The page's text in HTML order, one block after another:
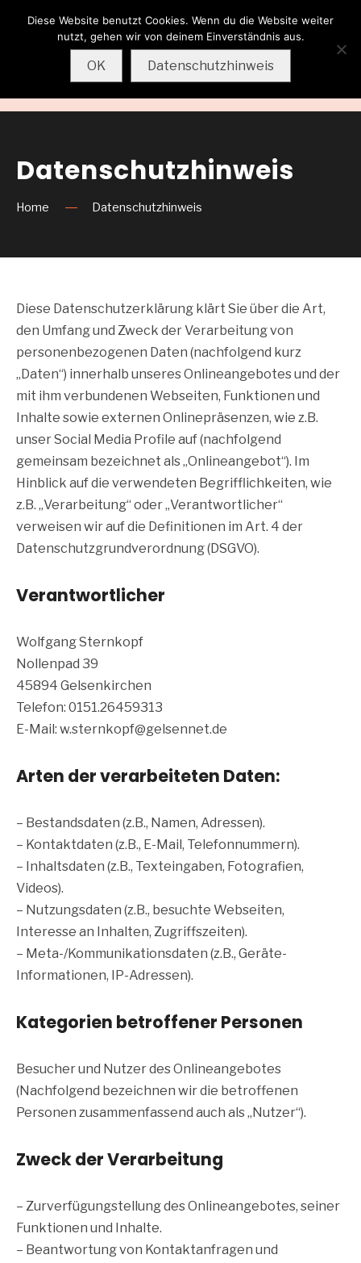
Wolfgang
Sternkopf
Datenschutzhinweis
Home Datenschutzhinweis
Diese Datenschutzerklärung klärt Sie über die Art,
den Umfang und Zweck der Verarbeitung von
personenbezogenen Daten (nachfolgend kurz
„Daten“) innerhalb unseres Onlineangebotes und der
mit ihm verbundenen Webseiten, Funktionen und
Inhalte sowie externen Onlinepräsenzen, wie z.B.
unser Social Media Profile auf (nachfolgend
gemeinsam bezeichnet als „Onlineangebot“). Im
Hinblick auf die verwendeten Begrifflichkeiten, wie
z.B. „Verarbeitung“ oder „Verantwortlicher“
verweisen wir auf die Definitionen im Art. 4 der
Datenschutzgrundverordnung (DSGVO).
Verantwortlicher
Wolfgang Sternkopf
Nollenpad 39
45894 Gelsenkirchen
Telefon: 0151.26459313
E-Mail: w.sternkopf@gelsennet.de
Arten der verarbeiteten Daten:
– Bestandsdaten (z.B., Namen, Adressen).
– Kontaktdaten (z.B., E-Mail, Telefonnummern).
– Inhaltsdaten (z.B., Texteingaben, Fotografien,
Videos).
– Nutzungsdaten (z.B., besuchte Webseiten,
Interesse an Inhalten, Zugriffszeiten).
– Meta-/Kommunikationsdaten (z.B., Geräte-
Informationen, IP-Adressen).
Kategorien betroffener Personen
Besucher und Nutzer des Onlineangebotes
(Nachfolgend bezeichnen wir die betroffenen
Personen zusammenfassend auch als „Nutzer“).
Zweck der Verarbeitung
– Zurverfügungstellung des Onlineangebotes, seiner
Funktionen und Inhalte.
– Beantwortung von Kontaktanfragen und
Diese Website benutzt Cookies. Wenn du die Website weiter
nutzt, gehen wir von deinem Einverständnis aus.
OK Datenschutzhinweis